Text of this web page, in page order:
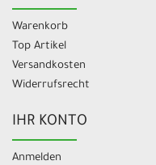
Warenkorb
Top Artikel
Versandkosten
Widerrufsrecht
IHR KONTO
Anmelden